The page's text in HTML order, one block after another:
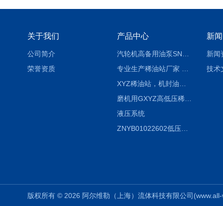
关于我们
公司简介
荣誉资质
产品中心
磨机用GXYZ高低压稀油站，静压油润滑系统
液压系统
ZNYB01022602低压螺杆泵
新
新闻
技术
版权所有 © 2026 阿尔维勒（上海）流体科技有限公司